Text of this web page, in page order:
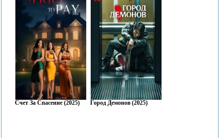
Счет За Спасение (2025) Город Демонов (2025)